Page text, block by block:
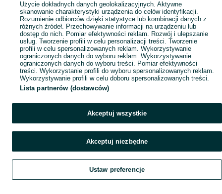
Szukaj Obserwujesz Dodaj Czat Konto
Użycie dokładnych danych geolokalizacyjnych. Aktywne
skanowanie charakterystyki urządzenia do celów identyfikacji.
Rozumienie odbiorców dzięki statystyce lub kombinacji danych z
różnych źródeł. Przechowywanie informacji na urządzeniu lub
dostęp do nich. Pomiar efektywności reklam. Rozwój i ulepszanie
usług. Tworzenie profili w celu personalizacji treści. Tworzenie
profili w celu spersonalizowanych reklam. Wykorzystywanie
ograniczonych danych do wyboru reklam. Wykorzystywanie
ograniczonych danych do wyboru treści. Pomiar efektywności
treści. Wykorzystanie profili do wyboru spersonalizowanych reklam.
Wykorzystywanie profili w celu doboru spersonalizowanych treści.
Lista partnerów (dostawców)
Akceptuj wszystkie
Akceptuj niezbędne
Ustaw preferencje